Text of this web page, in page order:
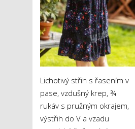
Lichotivý střih s řasením v
pase, vzdušný krep, ¾
rukáv s pružným okrajem,
výstřih do V a vzadu